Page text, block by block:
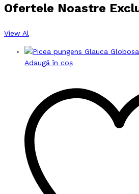
Ofertele Noastre
View Al
Adaugă în coș